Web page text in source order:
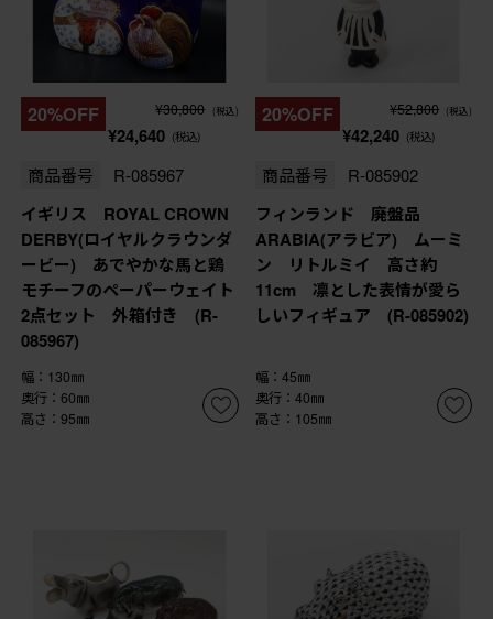
20%OFF ¥30,800 (税込)
¥24,640 (税込)
商品番号 R-085967
イギリス ROYAL CROWN
DERBY(ロイヤルクラウンダ
ービー) あでやかな馬と鶏
モチーフのペーパーウェイト
2点セット 外箱付き (R-
085967)
幅：130㎜
奥行：60㎜
高さ：95㎜
20%OFF ¥52,800 (税込)
¥42,240 (税込)
商品番号 R-085902
フィンランド 廃盤品
ARABIA(アラビア) ムーミ
ン リトルミイ 高さ約
11cm 凛とした表情が愛ら
しいフィギュア (R-085902)
幅：45㎜
奥行：40㎜
高さ：105㎜